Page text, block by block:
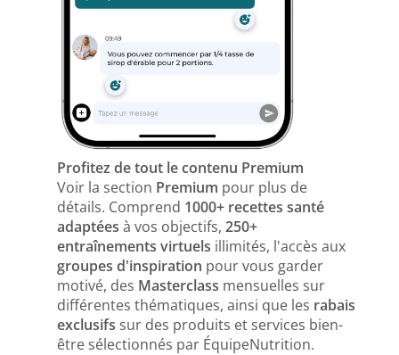
Profitez de tout le contenu Premium
Voir la section Premium pour plus de
détails. Comprend 1000+ recettes santé
adaptées à vos objectifs,250+
entraînements virtuels illimités, l'accès aux
groupes d'inspiration pour vous garder
motivé, des Masterclass mensuelles sur
différentes thématiques, ainsi que les rabais
exclusifs sur des produits et services bien-
être sélectionnés par ÉquipeNutrition.